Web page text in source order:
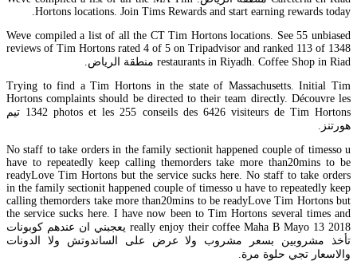
Hortons locations. Join Tims Rewards and start earning rewards today.
Weve compiled a list of all the CT Tim Hortons locations. See 55 unbiased
reviews of Tim Hortons rated 4 of 5 on Tripadvisor and ranked 113 of 1348
restaurants in Riyadh. Coffee Shop in Riad منطقة الرياض.
Trying to find a Tim Hortons in the state of Massachusetts. Initial Tim
Hortons complaints should be directed to their team directly. Découvre les
1342 photos et les 255 conseils des 6426 visiteurs de Tim Hortons تيم
هورتنز.
No staff to take orders in the family sectionit happened couple of timesso u
have to repeatedly keep calling themorders take more than20mins to be
readyLove Tim Hortons but the service sucks here. No staff to take orders
in the family sectionit happened couple of timesso u have to repeatedly keep
calling themorders take more than20mins to be readyLove Tim Hortons but
the service sucks here. I have now been to Tim Hortons several times and
really enjoy their coffee Maha B Mayo 13 2018 يعجبني ان عندهم كوبونات
تأخذ مشروبين بسعر مشروب ولا عرض على الساندوتش ولا الدونات
والاسعار تجي حلوة مرة.